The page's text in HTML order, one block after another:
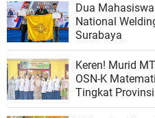
Dua
National
Surabaya
Keren! Murid
OSN-K
Tingkat Provinsi